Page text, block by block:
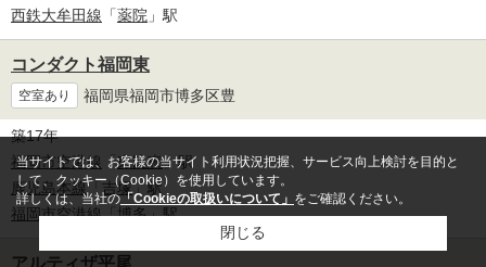
西鉄大牟田線 「薬院 」駅
コンダクト福岡東
空室あり 福岡県福岡市博多区豊
築17年
福岡市空港線 「東比恵」駅
鹿児島本線「 吉塚」駅
福岡市空港線「博多」駅
当サイトでは、お客様の当サイト利用状況把握、サービス向上検討を目的と
して、クッキー（Cookie）を使用しています。
詳しくは、当社の「Cookieの取扱いについて」 をご確認ください。
閉じる